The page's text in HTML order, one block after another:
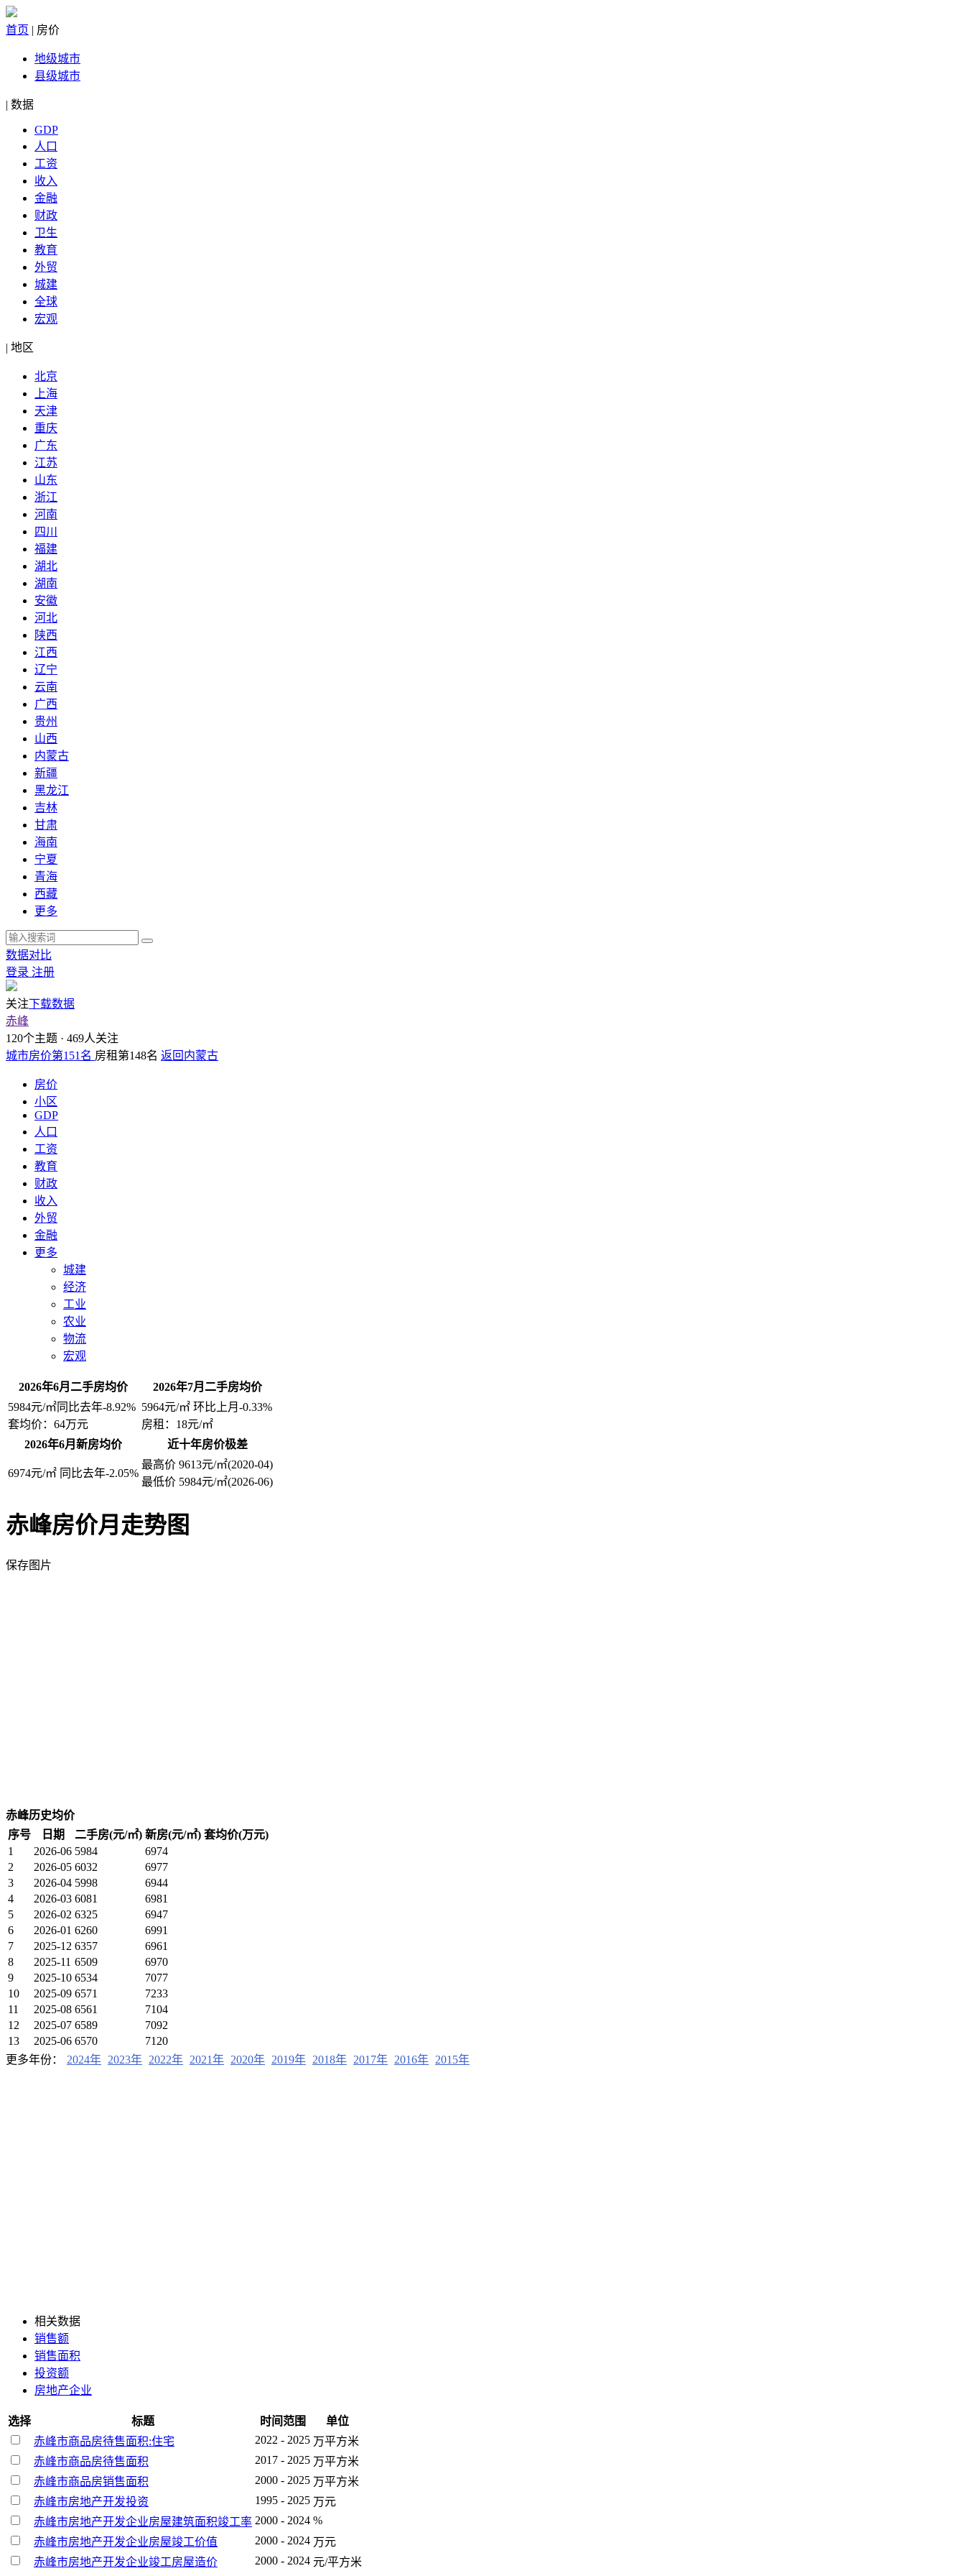
首页 | 房价
地级城市
县级城市
| 数据
GDP
人口
工资
收入
金融
财政
卫生
教育
外贸
城建
全球
宏观
| 地区
北京
上海
天津
重庆
广东
江苏
山东
浙江
河南
四川
福建
湖北
湖南
安徽
河北
陕西
江西
辽宁
云南
广西
贵州
山西
内蒙古
新疆
黑龙江
吉林
甘肃
海南
宁夏
青海
西藏
更多
数据对比
登录 注册
关注下载数据
赤峰
120个主题 · 469人关注
城市房价第151名 房租第148名 返回内蒙古
房价
小区
GDP
人口
工资
教育
财政
收入
外贸
金融
更多
城建
经济
工业
农业
物流
宏观
2026年6月二手房均价
2026年7月二手房均价
5984元/㎡同比去年-8.92%
套均价： 64万元
5964元/㎡ 环比上月 -0.33%
房租： 18元/㎡
2026年6月新房均价
近十年房价极差
6974元/㎡ 同比去年-2.05%
最高价 9613元/㎡(2020-04)
最低价 5984元/㎡(2026-06)
赤峰房价月走势图
保存图片
赤峰历史均价
序号
日期 二手房(元/㎡) 新房(元/㎡) 套均价(万元)
1
2026-06 5984
6974
2
2026-05 6032
6977
3
2026-04 5998
6944
4
2026-03 6081
6981
5
2026-02 6325
6947
6
2026-01 6260
6991
7
2025-12 6357
6961
8
2025-11 6509
6970
9
2025-10 6534
7077
10
2025-09 6571
7233
11
2025-08 6561
7104
12
2025-07 6589
7092
13
2025-06 6570
7120
更多年份：
2024年 2023年 2022年 2021年 2020年 2019年 2018年 2017年 2016年 2015年
相关数据
销售额
销售面积
投资额
房地产企业
选择 标题 时间范围
单位
赤峰市商品房待售面积:住宅
2022 - 2025 万平方米
赤峰市商品房待售面积
2017 - 2025 万平方米
赤峰市商品房销售面积
2000 - 2025 万平方米
赤峰市房地产开发投资
1995 - 2025 万元
赤峰市房地产开发企业房屋建筑面积竣工率 2000 - 2024 %
赤峰市房地产开发企业房屋竣工价值
2000 - 2024 万元
赤峰市房地产开发企业竣工房屋造价
2000 - 2024 元/平方米